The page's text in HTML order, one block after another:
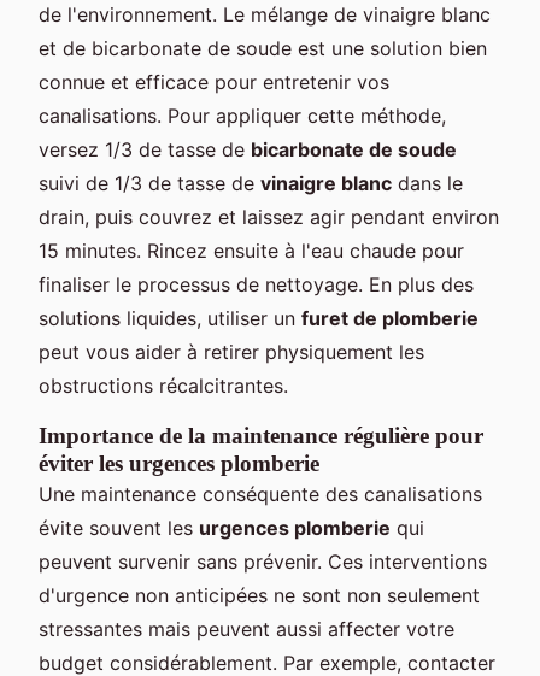
de l'environnement. Le mélange de vinaigre blanc
et de bicarbonate de soude est une solution bien
connue et efficace pour entretenir vos
canalisations. Pour appliquer cette méthode,
versez 1/3 de tasse de bicarbonate de soude
suivi de 1/3 de tasse de vinaigre blanc dans le
drain, puis couvrez et laissez agir pendant environ
15 minutes. Rincez ensuite à l'eau chaude pour
finaliser le processus de nettoyage. En plus des
solutions liquides, utiliser un furet de plomberie
peut vous aider à retirer physiquement les
obstructions récalcitrantes.
Importance de la maintenance régulière pour
éviter les urgences plomberie
Une maintenance conséquente des canalisations
évite souvent les urgences plomberie qui
peuvent survenir sans prévenir. Ces interventions
d'urgence non anticipées ne sont non seulement
stressantes mais peuvent aussi affecter votre
budget considérablement. Par exemple, contacter